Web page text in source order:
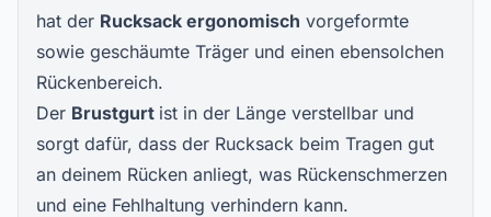
hat der Rucksack ergonomisch vorgeformte
sowie geschäumte Träger und einen ebensolchen
Rückenbereich.
Der Brustgurt ist in der Länge verstellbar und
sorgt dafür, dass der Rucksack beim Tragen gut
an deinem Rücken anliegt, was Rückenschmerzen
und eine Fehlhaltung verhindern kann.